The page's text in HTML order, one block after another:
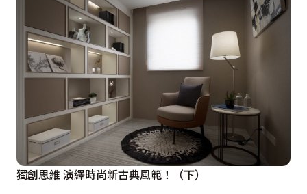
獨創思維 演繹時尚新古典風範！（下）